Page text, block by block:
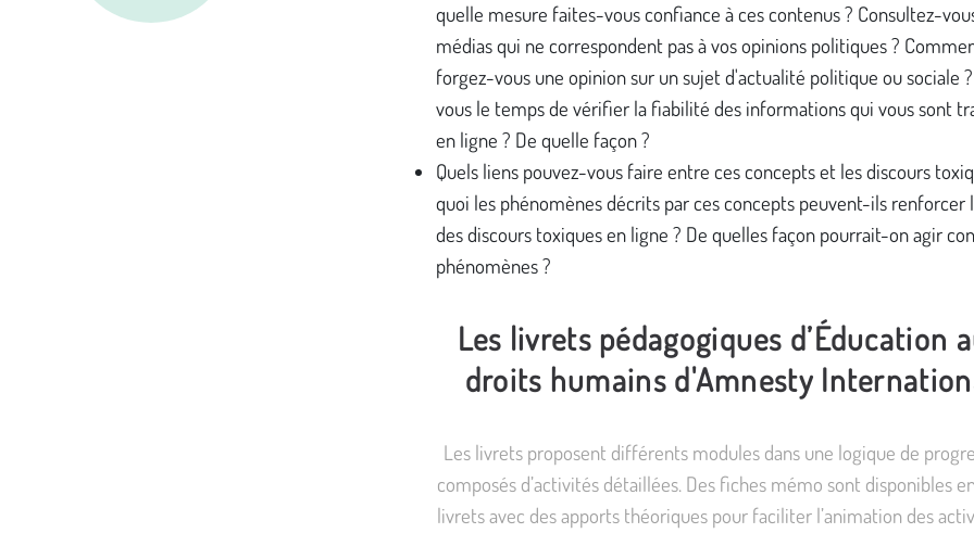
quelle mesure faites-vous confiance à ces contenus ? Consultez-
médias qui ne correspondent pas à vos opinions politiques ?
forgez-vous une opinion sur un sujet d'actualité politique ou sociale
vous le temps de vérifier la fiabilité des informations qui vous sont
en ligne ? De quelle façon ?
Quels liens pouvez-vous faire entre ces concepts et les discours
quoi les phénomènes décrits par ces concepts peuvent-ils renforcer
des discours toxiques en ligne ? De quelles façon pourrait-on agir
phénomènes ?
Les livrets pédagogiques d’Éducation
droits humains d'Amnesty
Les livrets proposent différents modules dans une logique de
composés d’activités détaillées. Des fiches mémo sont disponibles
livrets avec des apports théoriques pour faciliter l’animation des